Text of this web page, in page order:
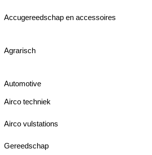
Accugereedschap en accessoires
Agrarisch
Automotive
Airco techniek
Airco vulstations
Gereedschap